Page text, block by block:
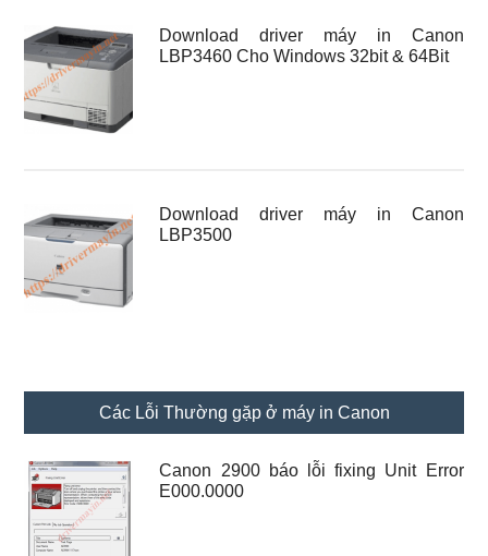
Download driver máy in Canon
LBP3460 Cho Windows 32bit & 64Bit
Download driver máy in Canon
LBP3500
Các Lỗi Thường gặp ở máy in Canon
Canon 2900 báo lỗi fixing Unit Error
E000.0000